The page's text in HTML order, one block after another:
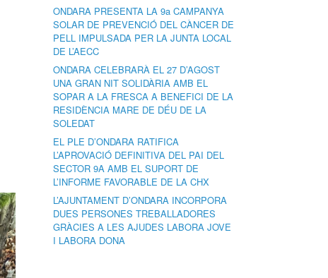
ONDARA PRESENTA LA 9a CAMPANYA
SOLAR DE PREVENCIÓ DEL CÀNCER DE
PELL IMPULSADA PER LA JUNTA LOCAL
DE L’AECC
ONDARA CELEBRARÀ EL 27 D’AGOST
UNA GRAN NIT SOLIDÀRIA AMB EL
SOPAR A LA FRESCA A BENEFICI DE LA
RESIDÈNCIA MARE DE DÉU DE LA
SOLEDAT
EL PLE D’ONDARA RATIFICA
L’APROVACIÓ DEFINITIVA DEL PAI DEL
SECTOR 9A AMB EL SUPORT DE
L’INFORME FAVORABLE DE LA CHX
L’AJUNTAMENT D’ONDARA INCORPORA
DUES PERSONES TREBALLADORES
GRÀCIES A LES AJUDES LABORA JOVE
I LABORA DONA